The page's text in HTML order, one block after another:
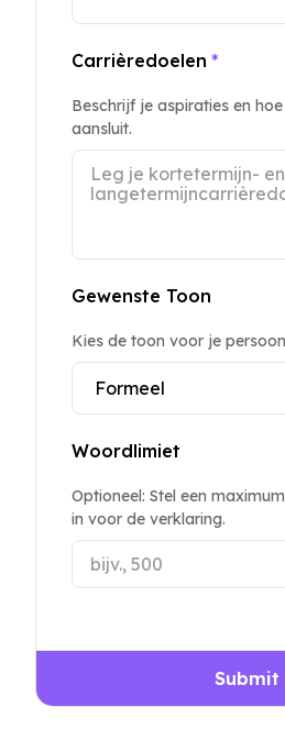
Carrièredoelen *
Beschrijf je aspiraties en
aansluit.
Gewenste Toon
Kies de toon voor je
Woordlimiet
Optioneel: Stel een
in voor de verklaring.
Submit